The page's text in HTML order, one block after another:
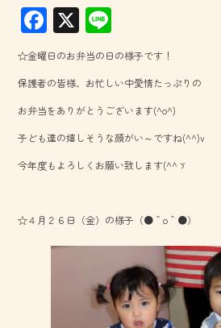
F
ac
e
b
o
ok
X
ne
☆金曜日のお弁当の日の様子です！
保護者の皆様、お忙しい中愛情たっぷりの
お弁当をありがとうございます(^o^)
子ども達の嬉しそうな顔がい～ですね(^^)v
今年度もよろしくお願い致します(^^ゞ
☆４月２６日（金）の様子（●＾o＾●）